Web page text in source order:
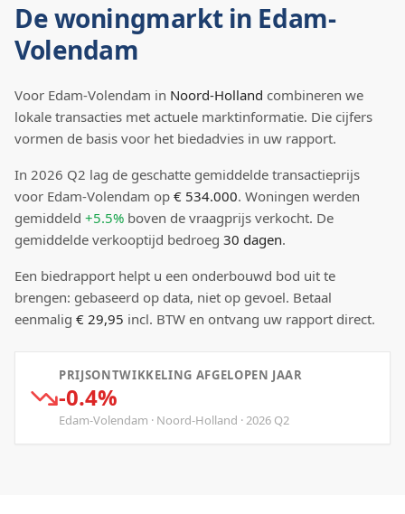
De woningmarkt in Edam-
Volendam
Voor Edam-Volendam in Noord-Holland combineren we
lokale transacties met actuele marktinformatie. Die cijfers
vormen de basis voor het biedadvies in uw rapport.
In 2026 Q2 lag de geschatte gemiddelde transactieprijs
voor Edam-Volendam op € 534.000. Woningen werden
gemiddeld +5.5% boven de vraagprijs verkocht. De
gemiddelde verkooptijd bedroeg 30 dagen.
Een biedrapport helpt u een onderbouwd bod uit te
brengen: gebaseerd op data, niet op gevoel. Betaal
eenmalig € 29,95 incl. BTW en ontvang uw rapport direct.
PRIJSONTWIKKELING AFGELOPEN JAAR
-0.4%
Edam-Volendam · Noord-Holland ·2026 Q2